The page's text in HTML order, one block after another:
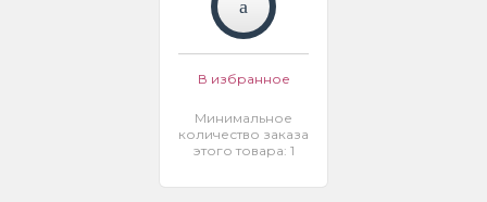
В избранное
Минимальное
количество заказа
этого товара: 1